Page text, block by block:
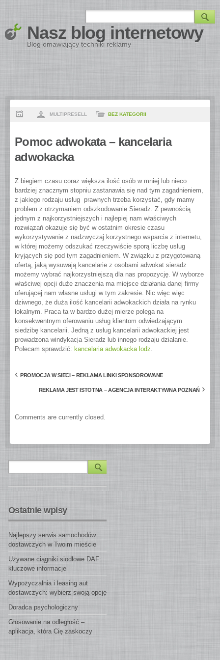
Nasz blog internetowy
Blog omawiający techniki reklamy
MULTIPRESELL BEZ KATEGORII
Pomoc adwokata – kancelaria
adwokacka
Z biegiem czasu coraz większa ilość osób w mniej lub nieco
bardziej znacznym stopniu zastanawia się nad tym zagadnieniem,
z jakiego rodzaju usług prawnych trzeba korzystać, gdy mamy
problem z otrzymaniem odszkodowanie Sieradz. Z pewnością
jednym z najkorzystniejszych i najlepiej nam właściwych
rozwiązań okazuje się być w ostatnim okresie czasu
wykorzystywanie z nadzwyczaj korzystnego wsparcia z internetu,
w której możemy odszukać rzeczywiście sporą liczbę usług
kryjących się pod tym zagadnieniem. W związku z przygotowaną
ofertą, jaką wysuwają kancelarie z osobami adwokat sieradz
możemy wybrać najkorzystniejszą dla nas propozycję. W wyborze
właściwej opcji duże znaczenia ma miejsce działania danej firmy
oferującej nam własne usługi w tym zakresie. Nic więc więc
dziwnego, że duża ilość kancelarii adwokackich działa na rynku
lokalnym. Praca ta w bardzo dużej mierze polega na
konsekwentnym oferowaniu usług klientom odwiedzającym
siedzibę kancelarii. Jedną z usług kancelarii adwokackiej jest
prowadzona windykacja Sieradz lub innego rodzaju działanie.
Polecam sprawdzić: kancelaria adwokacka lodz.
‹ PROMOCJA W SIECI – REKLAMA LINKI SPONSOROWANE
REKLAMA JEST ISTOTNA – AGENCJA INTERAKTYWNA POZNAŃ ›
Comments are currently closed.
Ostatnie wpisy
Najlepszy serwis samochodów
dostawczych w Twoim mieście
Używane ciągniki siodłowe DAF:
kluczowe informacje
Wypożyczalnia i leasing aut
dostawczych: wybierz swoją opcję
Doradca psychologiczny
Głosowanie na odległość –
aplikacja, która Cię zaskoczy